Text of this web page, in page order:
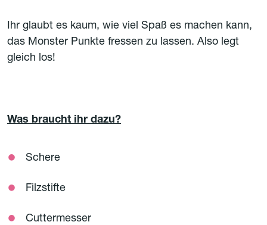
Ihr glaubt es kaum, wie viel Spaß es machen kann,
das Monster Punkte fressen zu lassen. Also legt
gleich los!
Was braucht ihr dazu?
Schere
Filzstifte
Cuttermesser